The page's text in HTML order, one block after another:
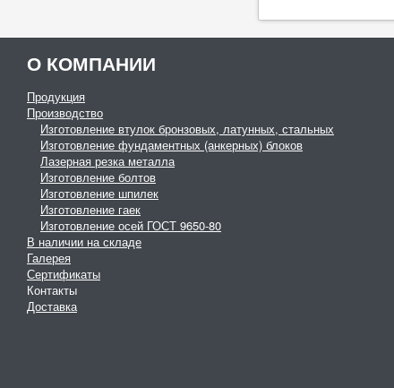
О КОМПАНИИ
Продукция
Производство
Изготовление втулок бронзовых, латунных, стальных
Изготовление фундаментных (анкерных) блоков
Лазерная резка металла
Изготовление болтов
Изготовление шпилек
Изготовление гаек
Изготовление осей ГОСТ 9650-80
В наличии на складе
Галерея
Сертификаты
Контакты
Доставка